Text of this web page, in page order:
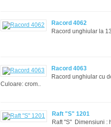
Racord 4062
Racord unghiular la
Racord 4063
Racord unghiular cu
Culoare: crom..
Raft "S" 1201
Raft "S"